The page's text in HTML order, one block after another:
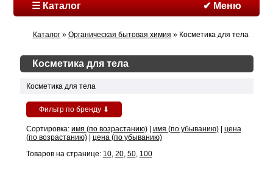
☰ Каталог ✔ Меню
Каталог» Органическая бытовая химия » Косметика для тела
Косметика для тела
Косметика для тела
Фильтр по бренду ⬇
Сортировка: имя (по возрастанию)| имя (по убыванию)| цена
(по возрастанию)| цена (по убыванию)
Товаров на странице: 10, 20, 50, 100